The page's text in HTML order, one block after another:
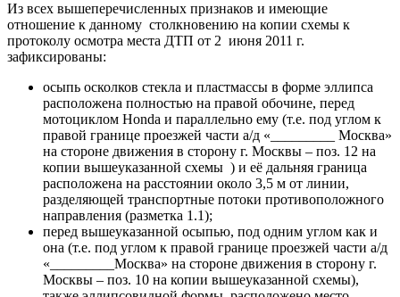
Из всех вышеперечисленных признаков и имеющие
отношение к данному столкновению на копии схемы к
протоколу осмотра места ДТП от 2 июня 2011 г.
зафиксированы:
осыпь осколков стекла и пластмассы в форме эллипса
расположена полностью на правой обочине, перед
мотоциклом Hondа и параллельно ему (т.е. под углом к
правой границе проезжей части а/д «_________ Москва»
на стороне движения в сторону г. Москвы – поз. 12 на
копии вышеуказанной схемы ) и её дальняя граница
расположена на расстоянии около 3,5 м от линии,
разделяющей транспортные потоки противоположного
направления (разметка 1.1);
перед вышеуказанной осыпью, под одним углом как и
она (т.е. под углом к правой границе проезжей части а/д
«_________Москва» на стороне движения в сторону г.
Москвы – поз. 10 на копии вышеуказанной схемы),